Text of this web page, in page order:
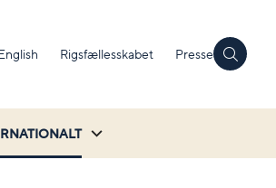
Rigsfællesskabet Presse